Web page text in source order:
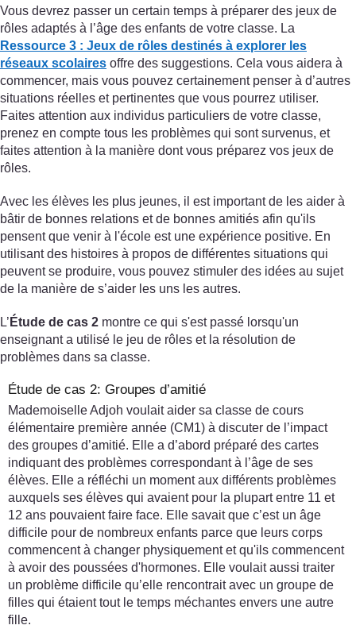
Vous devrez passer un certain temps à préparer des jeux de
rôles adaptés à l’âge des enfants de votre classe. La
Ressource 3 : Jeux de rôles destinés à explorer les
réseaux scolaires offre des suggestions. Cela vous aidera à
commencer, mais vous pouvez certainement penser à d’autres
situations réelles et pertinentes que vous pourrez utiliser.
Faites attention aux individus particuliers de votre classe,
prenez en compte tous les problèmes qui sont survenus, et
faites attention à la manière dont vous préparez vos jeux de
rôles.
Avec les élèves les plus jeunes, il est important de les aider à
bâtir de bonnes relations et de bonnes amitiés afin qu'ils
pensent que venir à l'école est une expérience positive. En
utilisant des histoires à propos de différentes situations qui
peuvent se produire, vous pouvez stimuler des idées au sujet
de la manière de s’aider les uns les autres.
L’ Étude de cas 2 montre ce qui s'est passé lorsqu'un
enseignant a utilisé le jeu de rôles et la résolution de
problèmes dans sa classe.
Étude de cas 2: Groupes d’amitié
Mademoiselle Adjoh voulait aider sa classe de cours
élémentaire première année (CM1) à discuter de l’impact
des groupes d’amitié. Elle a d’abord préparé des cartes
indiquant des problèmes correspondant à l’âge de ses
élèves. Elle a réfléchi un moment aux différents problèmes
auxquels ses élèves qui avaient pour la plupart entre 11 et
12 ans pouvaient faire face. Elle savait que c’est un âge
difficile pour de nombreux enfants parce que leurs corps
commencent à changer physiquement et qu'ils commencent
à avoir des poussées d'hormones. Elle voulait aussi traiter
un problème difficile qu’elle rencontrait avec un groupe de
filles qui étaient tout le temps méchantes envers une autre
fille.